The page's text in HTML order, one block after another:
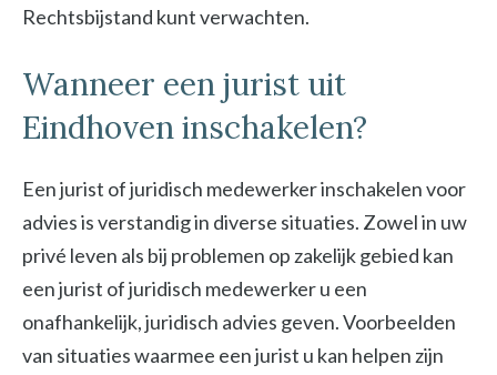
Rechtsbijstand kunt verwachten.
Wanneer een jurist uit
Eindhoven inschakelen?
Een jurist of juridisch medewerker inschakelen voor
advies is verstandig in diverse situaties. Zowel in uw
privé leven als bij problemen op zakelijk gebied kan
een jurist of juridisch medewerker u een
onafhankelijk, juridisch advies geven. Voorbeelden
van situaties waarmee een jurist u kan helpen zijn